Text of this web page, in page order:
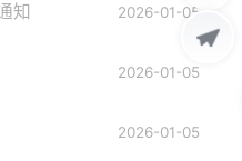
知 2026-01-05
2026-01-05
2026-01-05